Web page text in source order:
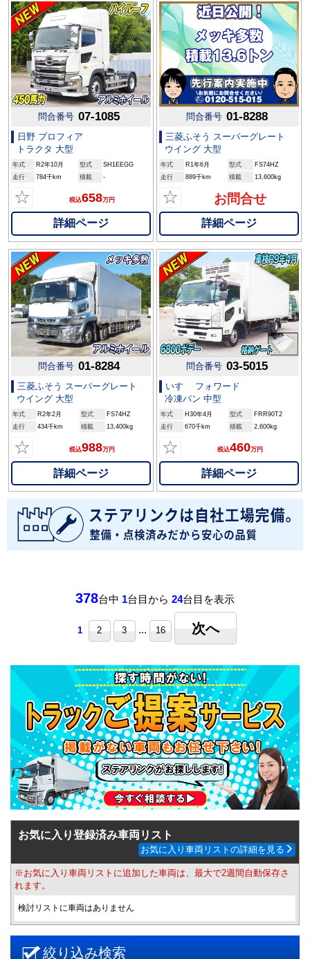
問合番号 07-1085
日野 プロフィア
トラクタ 大型
年式 R2年10月 型式
SH1EEGG
走行
784千km 積載 -
☆ 税込658万円
詳細ページ
問合番号 01-8288
三菱ふそう スーパーグレート
ウイング 大型
年式 R1年6月 型式
FS74HZ
走行
889千km 積載 13,600kg
☆ お問合せ
詳細ページ
問合番号 01-8284
三菱ふそう スーパーグレート
ウイング 大型
年式 R2年2月 型式
FS74HZ
走行
434千km 積載 13,400kg
☆ 税込988万円
詳細ページ
問合番号 03-5015
いすゞ フォワード
冷凍バン 中型
年式 H30年4月 型式
FRR90T2
走行
670千km 積載 2,600kg
☆ 税込460万円
詳細ページ
378台中 1台目から 24台目を表示
1 2 3 ... 16 次へ
お気に入り登録済み車両リスト
お気に入り車両リストの詳細を見る
※お気に入り車両リストに追加した車両は、最大で2週間自動保存さ
れます。
検討リストに車両はありません
絞り込み検索